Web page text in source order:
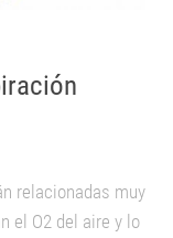
relacionadas muy
el O2 del aire y lo